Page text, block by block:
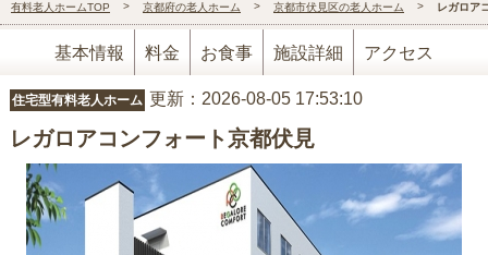
有料老人ホームTOP 京都府の老人ホーム 京都市伏見区の老人ホーム レガロア
基本情報 料金 お食事 施設詳細 アクセス
住宅型有料老人ホーム 更新：2026-08-05 17:53:10
レガロアコンフォート京都伏見